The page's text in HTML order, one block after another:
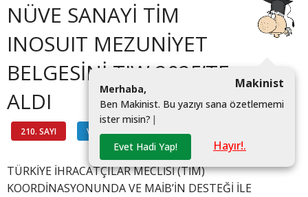
NÜVE SANAYİ TİM
INOSUIT MEZUNİYET
BELGESİNİ TIW 2025’TE
ALDI
210. SAYI VİTRİN #NÜVE SANAYI
Makinist
Merhaba,
Ben Makinist. Bu yazıyı sana özetlememi
ister misin? |
Evet Hadi Yap!
Hayır!.
TÜRKİYE İHRACATÇILAR MECLİSİ (TİM)
KOORDİNASYONUNDA VE MAİB’İN DESTEĞİ İLE